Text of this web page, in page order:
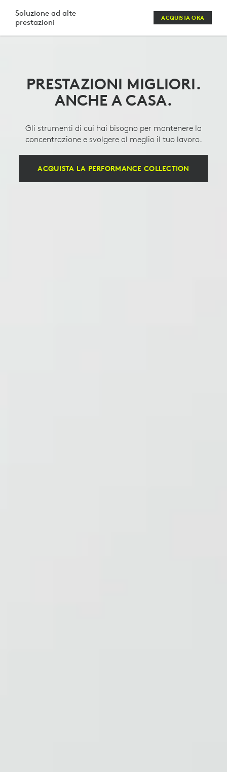
KIT
DI
WEBCAM
CUFFIA
CON
MICROFONO
LOGITECH
Soluzione ad alte
prestazioni
ACQUISTA ORA
PRESTAZIONI MIGLIORI.
ANCHE A CASA.
Gli strumenti di cui hai bisogno per mantenere la
concentrazione e svolgere al meglio il tuo lavoro.
ACQUISTA LA PERFORMANCE COLLECTION